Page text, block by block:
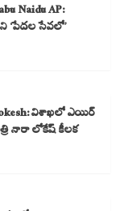
Naidu AP:
‘పేదల సేవలో’
విశాఖలో ఎయిర్
నారా లోకేష్ కీలక